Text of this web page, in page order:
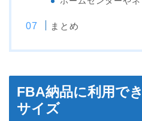
まとめ
FBA納品に利用で
サイズ